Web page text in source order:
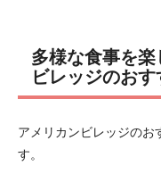
多様な食事を
ビレッジのお
アメリカンビレッジのお
す。